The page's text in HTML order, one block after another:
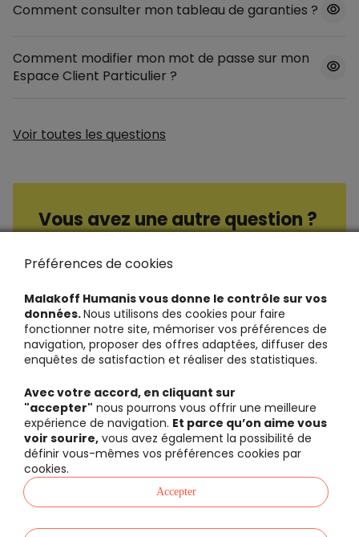
Comment consulter mon tableau de garanties ?
Comment modifier mon mot de passe sur mon
Espace Client Particulier ?
Voir toutes les questions
Vous avez une autre question ?
Consultez nos questions / réponses
Préférences de cookies
Malakoff Humanis vous donne le contrôle sur vos
données.Nous utilisons des cookies pour faire
fonctionner notre site, mémoriser vos préférences de
navigation, proposer des offres adaptées, diffuser des
enquêtes de satisfaction et réaliser des statistiques.
Avec votre accord, en cliquant sur
"accepter" nous pourrons vous offrir une meilleure
expérience de navigation. Et parce qu’on aime vous
voir sourire, vous avez également la possibilité de
définir vous-mêmes vos préférences cookies par
cookies.
Accepter